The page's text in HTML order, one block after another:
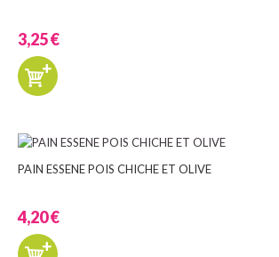
3,25 €
PAIN ESSENE POIS CHICHE ET OLIVE
4,20 €